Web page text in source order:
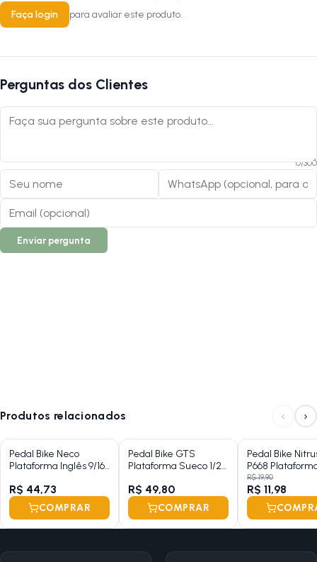
Faça login para avaliar este produto.
Perguntas dos Clientes
0/300
Enviar pergunta
Produtos relacionados ‹ ›
Pedal Bike Neco
Plataforma Inglês 9/16
R$ 44,73
COMPRAR
Pedal Bike GTS
Plataforma Sueco 1/2
R$ 49,80
COMPRAR
Pedal Bike
P668
Sueco 1/2
Sem Esfera
R$ 19,90
R$ 11,98